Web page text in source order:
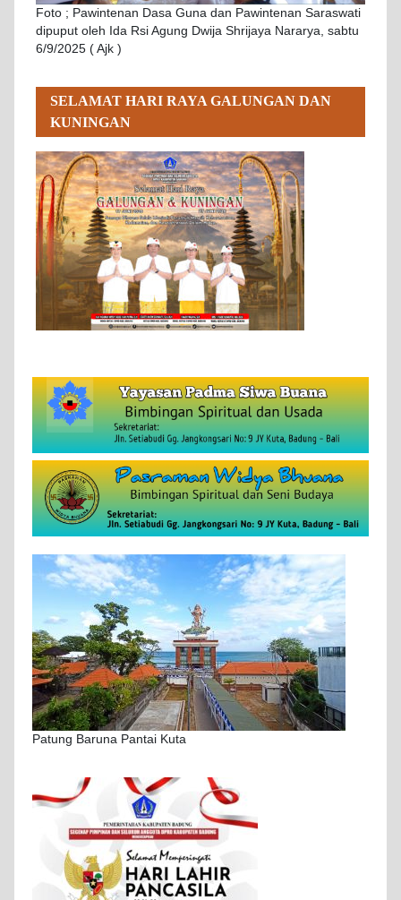
Foto ; Pawintenan Dasa Guna dan Pawintenan Saraswati
dipuput oleh Ida Rsi Agung Dwija Shrijaya Nararya, sabtu
6/9/2025 ( Ajk )
SELAMAT HARI RAYA GALUNGAN DAN
KUNINGAN
Patung Baruna Pantai Kuta